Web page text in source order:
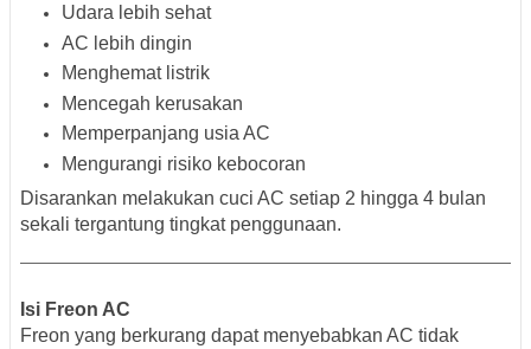
Udara lebih sehat
AC lebih dingin
Menghemat listrik
Mencegah kerusakan
Memperpanjang usia AC
Mengurangi risiko kebocoran
Disarankan melakukan cuci AC setiap 2 hingga 4 bulan
sekali tergantung tingkat penggunaan.
Isi Freon AC
Freon yang berkurang dapat menyebabkan AC tidak